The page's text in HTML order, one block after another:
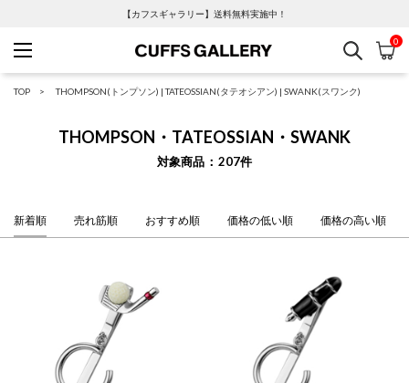
【カフスギャラリー】送料無料実施中！
Cuffs Gallery
検索 カ
0
TOP THOMPSON(トンプソン) |TATEOSSIAN(タテオシアン) | SWANK(スワンク)
THOMPSON・TATEOSSIAN・SWANK
対象商品 207件
新着順 売れ筋順 おすすめ順 価格の低い順 価格の高い順